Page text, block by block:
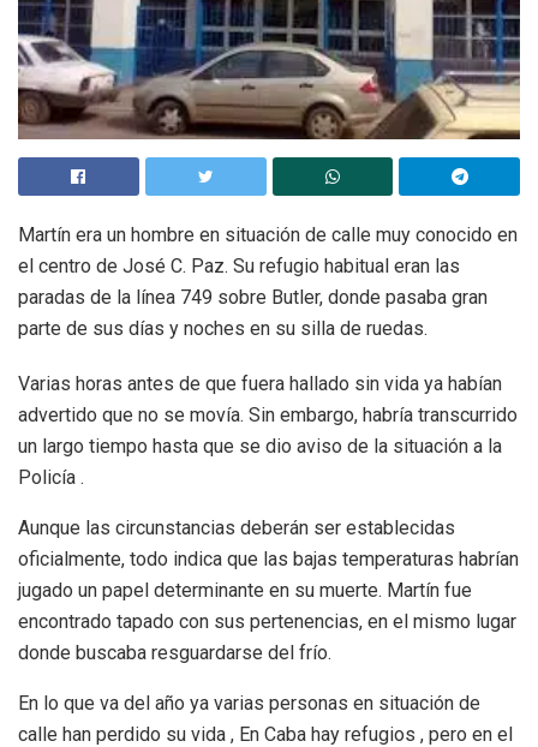
Martín era un hombre en situación de calle muy conocido en
el centro de José C. Paz. Su refugio habitual eran las
paradas de la línea 749 sobre Butler, donde pasaba gran
parte de sus días y noches en su silla de ruedas.
Varias horas antes de que fuera hallado sin vida ya habían
advertido que no se movía. Sin embargo, habría transcurrido
un largo tiempo hasta que se dio aviso de la situación a la
Policía .
Aunque las circunstancias deberán ser establecidas
oficialmente, todo indica que las bajas temperaturas habrían
jugado un papel determinante en su muerte. Martín fue
encontrado tapado con sus pertenencias, en el mismo lugar
donde buscaba resguardarse del frío.
En lo que va del año ya varias personas en situación de
calle han perdido su vida , En Caba hay refugios , pero en el